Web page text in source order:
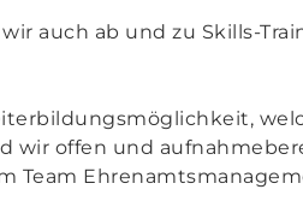
auch ab und zu Skills-
wir offen und
Team